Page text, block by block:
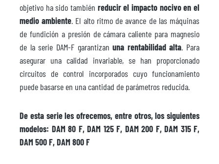
objetivo ha sido también reducir el impacto nocivo en el
medio ambiente. El alto ritmo de avance de las máquinas
de fundición a presión de cámara caliente para magnesio
de la serie DAM-F garantizanuna rentabilidad alta. Para
asegurar una calidad invariable, se han proporcionado
circuitos de control incorporados cuyo funcionamiento
puede basarse en una cantidad de parámetros reducida.
De esta serie les ofrecemos, entre otros, los siguientes
modelos: DAM 80 F, DAM 125 F, DAM 200 F, DAM 315 F,
DAM 500 F, DAM 800 F